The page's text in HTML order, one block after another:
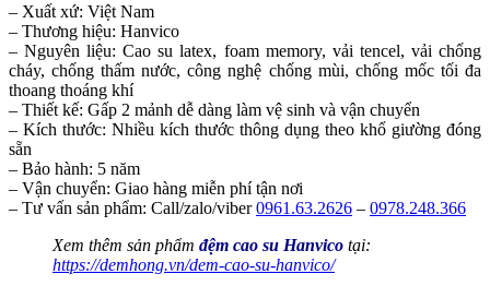
– Xuất xứ: Việt Nam
– Thương hiệu: Hanvico
– Nguyên liệu: Cao su latex, foam memory, vải tencel, vải chống
cháy, chống thấm nước, công nghệ chống mùi, chống mốc tối đa
thoang thoáng khí
– Thiết kế: Gấp 2 mảnh dễ dàng làm vệ sinh và vận chuyển
– Kích thước: Nhiều kích thước thông dụng theo khổ giường đóng
sẵn
– Bảo hành: 5 năm
– Vận chuyển: Giao hàng miễn phí tận nơi
– Tư vấn sản phẩm: Call/zalo/viber0961.63.2626 – 0978.248.366
Xem thêm sản phẩm đệm cao su Hanvico tại:
https://demhong.vn/dem-cao-su-hanvico/